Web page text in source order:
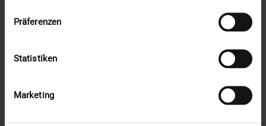
Präferenzen
Statistiken
Marketing
août (1)
mai (5)
janvier (4)